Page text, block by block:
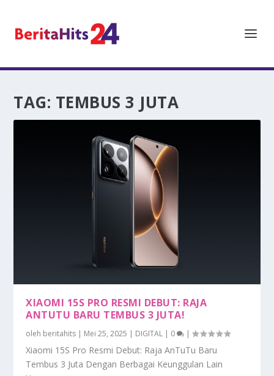
TAG: TEMBUS 3 JUTA
XIAOMI 15S PRO RESMI DEBUT: RAJA
ANTUTU BARU TEMBUS 3 JUTA!
oleh beritahits | Mei 25, 2025 | DIGITAL | 0 |
Xiaomi 15S Pro Resmi Debut: Raja AnTuTu Baru
Tembus 3 Juta Dengan Berbagai Keunggulan Lain